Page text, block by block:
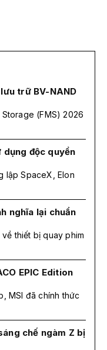
trữ BV-NAND
(FMS) 2026
dụng độc quyền
lập SpaceX, Elon
nghĩa lại chuẩn
thiết bị quay phim
EPIC Edition
MSI đã chính thức
chế ngàm Z bị